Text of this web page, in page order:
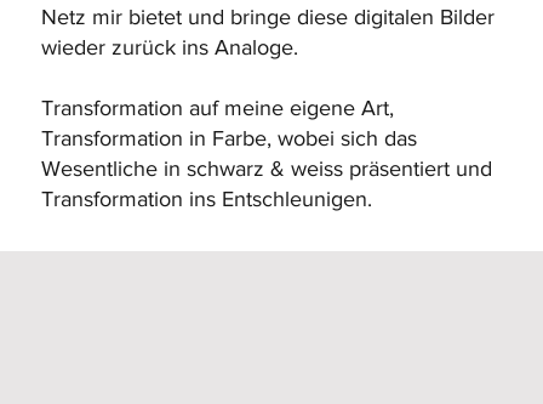
Netz mir bietet und bringe diese digitalen Bilder
wieder zurück ins Analoge.
Transformation auf meine eigene Art,
Transformation in Farbe, wobei sich das
Wesentliche in schwarz & weiss präsentiert und
Transformation ins Entschleunigen.